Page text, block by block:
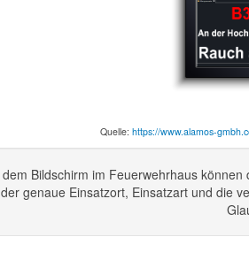
Quelle: https://www.alamos-
Bildschirm im Feuerwehrhaus
genaue Einsatzort, Einsatzart und die